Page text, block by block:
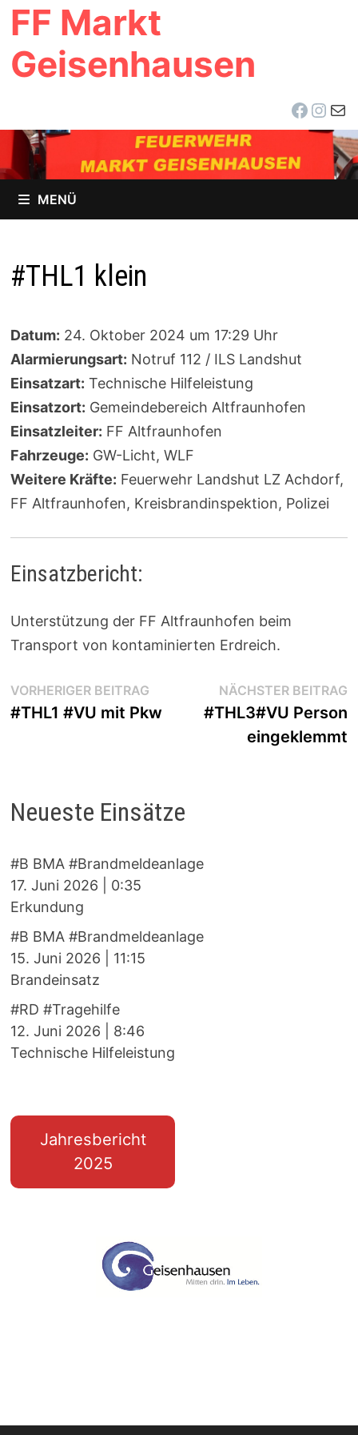
Zum
Inhalt
springen
FF Markt
Geisenhausen
E-
MENÜ
#THL1 klein
Datum: 24. Oktober 2024 um 17:29 Uhr
Alarmierungsart: Notruf 112 / ILS Landshut
Einsatzart: Technische Hilfeleistung
Einsatzort: Gemeindebereich Altfraunhofen
Einsatzleiter: FF Altfraunhofen
Fahrzeuge: GW-Licht, WLF
Weitere Kräfte: Feuerwehr Landshut LZ Achdorf,
FF Altfraunhofen, Kreisbrandinspektion, Polizei
Einsatzbericht:
Unterstützung der FF Altfraunhofen beim
Transport von kontaminierten Erdreich.
Beitragsnavigation
VORHERIGER BEITRAGVorheriger
Beitrag:
#THL1 #VU mit Pkw
NÄCHSTER BEITRAG
#THL3#VU Person
eingeklemmt
Neueste Einsätze
#B BMA #Brandmeldeanlage
17. Juni 2026
0:35
Erkundung
#B BMA #Brandmeldeanlage
15. Juni 2026
11:15
Brandeinsatz
#RD #Tragehilfe
12. Juni 2026
8:46
Technische Hilfeleistung
Jahresbericht
2025